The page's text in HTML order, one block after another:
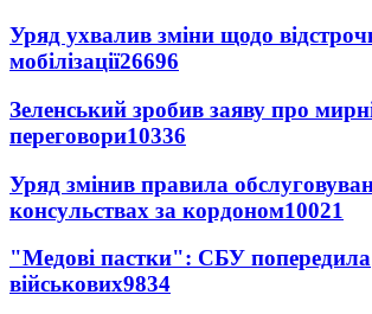
Уряд ухвалив зміни щодо
мобілізації26696
Зеленський зробив заяву про
переговори10336
Уряд змінив правила
консульствах за кордоном10021
"Медові пастки": СБУ попередила
військових9834